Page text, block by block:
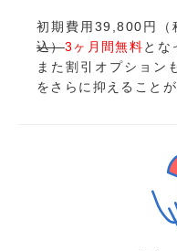
初期費用39,800円（
込）3ヶ月間無料とな
また割引オプション
をさらに抑えることが